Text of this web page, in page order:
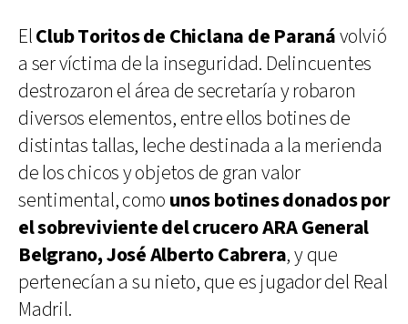
ElClub Toritos de Chiclana de Paranávolvió
a ser víctima de la inseguridad. Delincuentes
destrozaron el área de secretaría y robaron
diversos elementos, entre ellos botines de
distintas tallas, leche destinada a la merienda
de los chicos y objetos de gran valor
sentimental, como unos botines donados por
el sobreviviente del crucero ARA General
Belgrano, José Alberto Cabrera, y que
pertenecían a su nieto, que es jugador del Real
Madril.